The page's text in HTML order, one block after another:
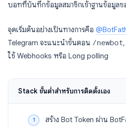
บอทที่บันทึกข้อมูลสมาชิกเข้าฐานข้อมูลข
จุดเริ่มต้นอย่างเป็นทางการคือ
Telegram จะแนะนำขั้นตอน /newbot
ใช้ Webhooks หรือ Long polling
Stack ขั้นต่ำสำหรับการติดตั้งเอง
สร้าง Bot Token ผ่าน